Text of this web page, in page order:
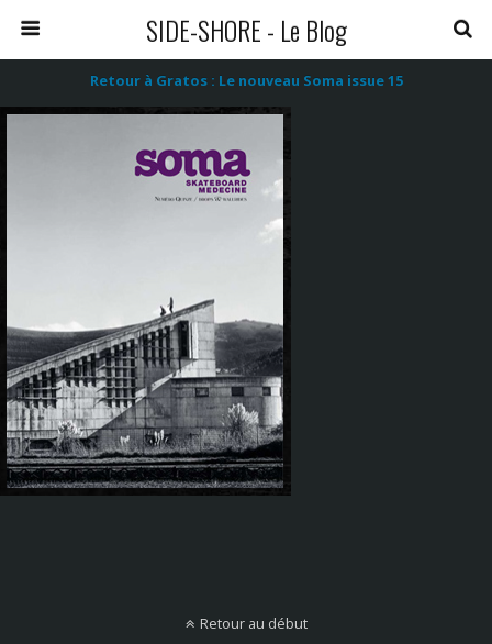
SIDE-SHORE - Le Blog
Retour à Gratos : Le nouveau Soma issue 15
Retour au début